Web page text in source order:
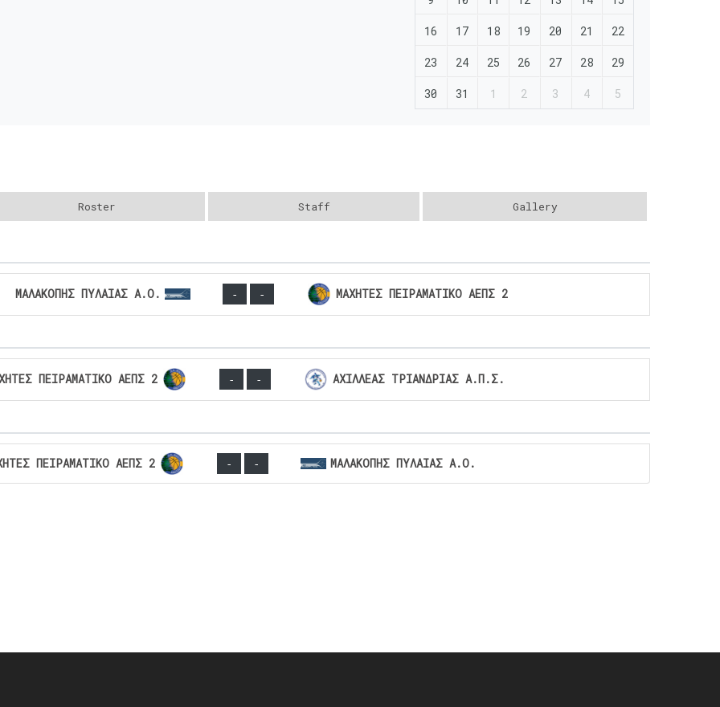
16 17 18 19 20 21 22
23 24 25 26 27 28 29
30 31 1 2 3 4 5
Roster Staff Gallery
ΜΑΛΑΚΟΠΗΣ ΠΥΛΑΙΑΣ Α.Ο. - - ΜΑΧΗΤΕΣ ΠΕΙΡΑΜΑΤΙΚΟ ΑΕΠΣ 2
ΠΕΙΡΑΜΑΤΙΚΟ ΑΕΠΣ 2 - - ΑΧΙΛΛΕΑΣ ΤΡΙΑΝΔΡΙΑΣ Α.Π.Σ.
ΠΕΙΡΑΜΑΤΙΚΟ ΑΕΠΣ 2 - - ΜΑΛΑΚΟΠΗΣ ΠΥΛΑΙΑΣ Α.Ο.